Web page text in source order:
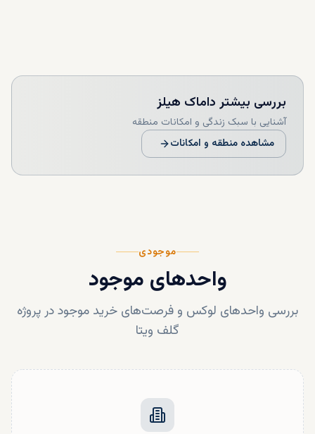
بررسی بیشتر داماک هیلز
آشنایی با سبک زندگی و امکانات منطقه
مشاهده منطقه و امکانات
موجودی
واحدهای موجود
بررسی واحدهای لوکس و فرصت‌های خرید موجود در پروژه
گلف ویتا